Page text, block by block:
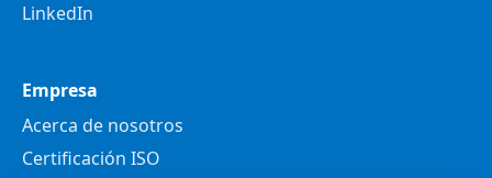
LinkedIn
Empresa
Acerca de nosotros
Certificación ISO